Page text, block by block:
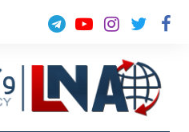
التجاوز